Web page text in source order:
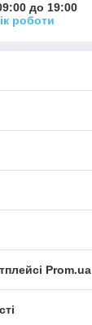
до 19:00
роботи
Prom.ua